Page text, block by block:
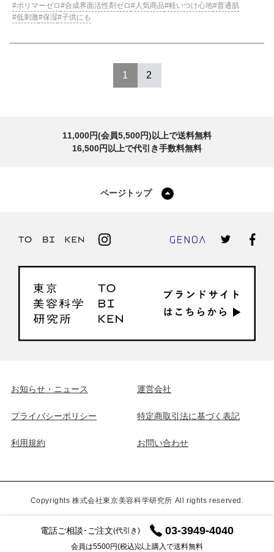
ポリマーゼロ 合成界面活性剤ゼロ 人気商品 軽いつけ心地 普通肌
低刺激 保湿 子供にも
1 2
電話ご相談･ご注文(代引き) 03-3949-4040
会員は5500円(税込)以上購入で送料無料
11,000円(会員5,500円)以上で送料無料
16,500円以上で代引き手数料無料
ページトップ
お知らせ・ニュース 運営会社
プライバシーポリシー 特定商取引法に基づく表記
利用規約 お問い合わせ
Copyrights 株式会社東京美容科学研究所 All rights reserved.